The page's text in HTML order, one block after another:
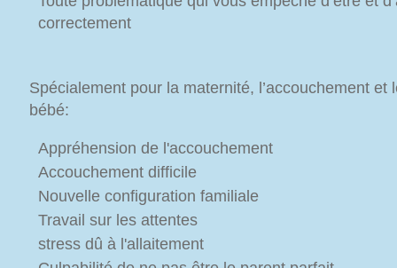
correctement
Spécialement pour la maternité, l’accouchement et
bébé:
Appréhension de l'accouchement
Accouchement difficile
Nouvelle configuration familiale
Travail sur les attentes
stress dû à l'allaitement